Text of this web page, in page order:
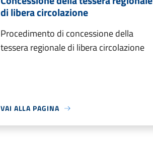
di libera circolazione
Procedimento di concessione della
tessera regionale di libera circolazione
VAI ALLA PAGINA